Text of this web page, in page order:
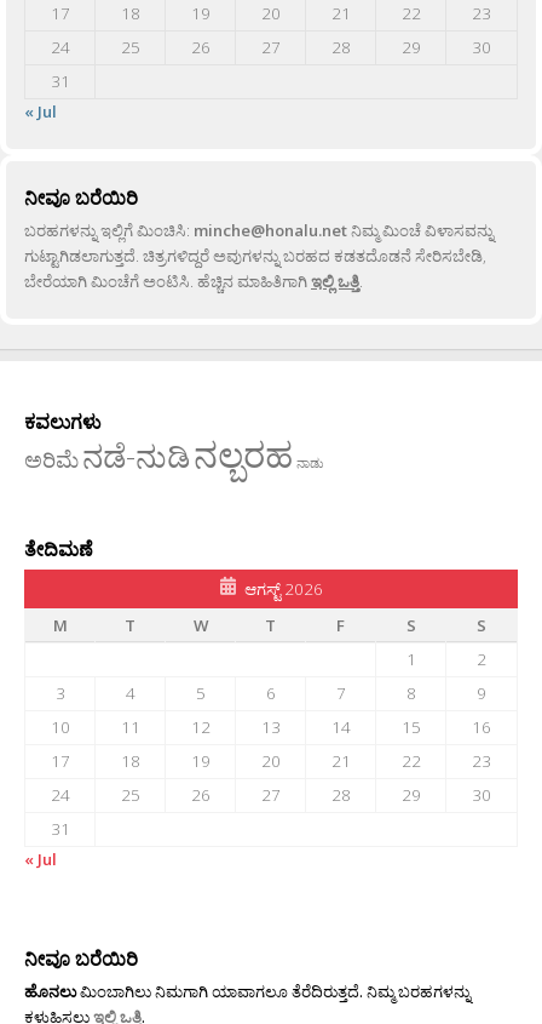
17
18 19 20 21 22
23
24
25 26 27 28 29
30
31
« Jul
ನೀವೂ ಬರೆಯಿರಿ
ಬರಹಗಳನ್ನು ಇಲ್ಲಿಗೆ ಮಿಂಚಿಸಿ: minche@honalu.netನಿಮ್ಮ ಮಿಂಚೆ ವಿಳಾಸವನ್ನು
ಗುಟ್ಟಾಗಿಡಲಾಗುತ್ತದೆ. ಚಿತ್ರಗಳಿದ್ದರೆ ಅವುಗಳನ್ನು ಬರಹದ ಕಡತದೊಡನೆ ಸೇರಿಸಬೇಡಿ,
ಬೇರೆಯಾಗಿ ಮಿಂಚೆಗೆ ಅಂಟಿಸಿ. ಹೆಚ್ಚಿನ ಮಾಹಿತಿಗಾಗಿಇಲ್ಲಿ ಒತ್ತಿ.
ಕವಲುಗಳು
ಅರಿಮೆನಡೆ-ನುಡಿನಲ್ಬರಹ ನಾಡು
ತೇದಿಮಣೆ
ಆಗಸ್ಟ್ 2026
M
T W T F S
S
1
2
3
4 5 6 7 8
9
10
11 12 13 14 15
16
17
18 19 20 21 22
23
24
25 26 27 28 29
30
31
« Jul
ನೀವೂ ಬರೆಯಿರಿ
ಹೊನಲುಮಿಂಬಾಗಿಲು ನಿಮಗಾಗಿ ಯಾವಾಗಲೂ ತೆರೆದಿರುತ್ತದೆ. ನಿಮ್ಮ ಬರಹಗಳನ್ನು
ಕಳುಹಿಸಲುಇಲ್ಲಿ ಒತ್ತಿ.